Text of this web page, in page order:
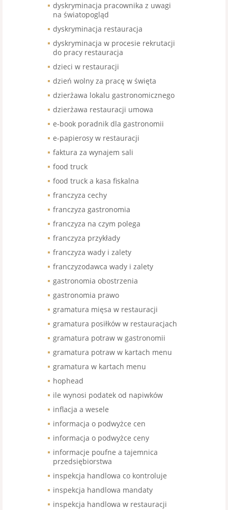
dyskryminacja pracownika z uwagi
na światopogląd
dyskryminacja restauracja
dyskryminacja w procesie rekrutacji
do pracy restauracja
dzieci w restauracji
dzień wolny za pracę w święta
dzierżawa lokalu gastronomicznego
dzierżawa restauracji umowa
e-book poradnik dla gastronomii
e-papierosy w restauracji
faktura za wynajem sali
food truck
food truck a kasa fiskalna
franczyza cechy
franczyza gastronomia
franczyza na czym polega
franczyza przykłady
franczyza wady i zalety
franczyzodawca wady i zalety
gastronomia obostrzenia
gastronomia prawo
gramatura mięsa w restauracji
gramatura posiłków w restauracjach
gramatura potraw w gastronomii
gramatura potraw w kartach menu
gramatura w kartach menu
hophead
ile wynosi podatek od napiwków
inflacja a wesele
informacja o podwyżce cen
informacja o podwyżce ceny
informacje poufne a tajemnica
przedsiębiorstwa
inspekcja handlowa co kontroluje
inspekcja handlowa mandaty
inspekcja handlowa w restauracji